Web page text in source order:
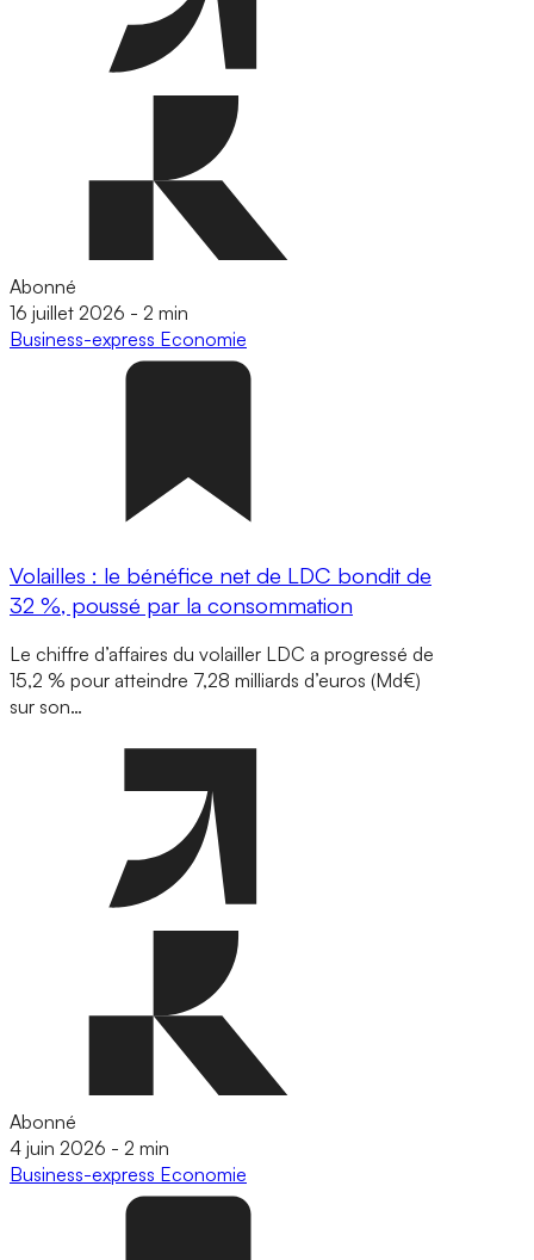
Abonné
16 juillet 2026 - 2 min
Business-express Economie
Volailles : le bénéfice net de LDC bondit de
32 %, poussé par la consommation
Le chiffre d’affaires du volailler LDC a progressé de
15,2 % pour atteindre 7,28 milliards d’euros (Md€)
sur son…
Abonné
4 juin 2026 - 2 min
Business-express Economie